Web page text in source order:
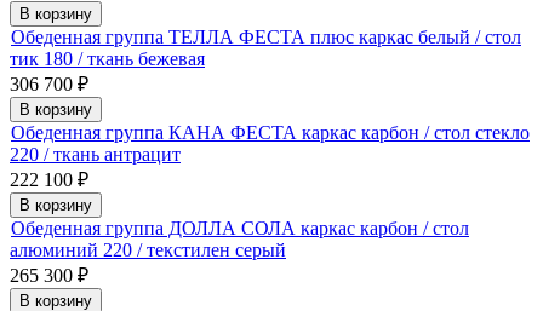
В корзину
Обеденная группа ТЕЛЛА ФЕСТА плюс каркас белый / стол
тик 180 / ткань бежевая
306 700 ₽
В корзину
Обеденная группа КАНА ФЕСТА каркас карбон / стол стекло
220 / ткань антрацит
222 100 ₽
В корзину
Обеденная группа ДОЛЛА СОЛА каркас карбон / стол
алюминий 220 / текстилен серый
265 300 ₽
В корзину